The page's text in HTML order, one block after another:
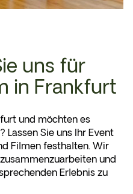
uns für
in Frankfurt
und möchten es
Sie uns Ihr Event
Filmen festhalten. Wir
und
Erlebnis zu